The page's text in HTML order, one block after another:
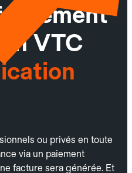
VTC
ou privés en toute
via un paiement
facture sera générée. Et